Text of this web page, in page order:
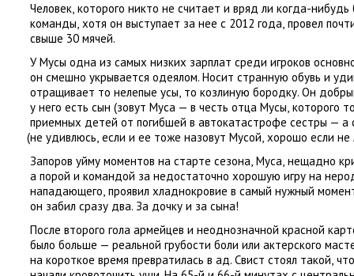
Человек, которого никто не считает и вряд ли когда-
команды, хотя он выступает за нее с 2012 года, провел
свыше 30 мячей.
У Мусы одна из самых низких зарплат среди игроков
он смешно укрывается одеялом. Носит странную обувь и
отращивает то нелепые усы, то козлиную бородку. Он
у него есть сын (зовут Муса — в честь отца Мусы, которого
приемных детей от погибшей в автокатастрофе сестры — а
(не удивлюсь, если и ее тоже назовут Мусой, хорошо если
Запоров уйму моментов на старте сезона, Муса, нещадно
а порой и командой за недостаточно хорошую игру на
нападающего, проявил хладнокровие в самый нужный
он забил сразу два. За дочку и за сына!
После второго гола армейцев и неоднозначной красной
было больше — реальной грубости боли или актерского
на короткое время превратилась в ад. Свист стоял такой,